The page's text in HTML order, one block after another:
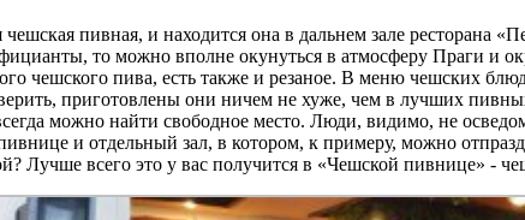
пивная, и находится она в дальнем зале ресторана
то можно вполне окунуться в атмосферу Праги и
чешского пива, есть также и резаное. В меню чешских
приготовлены они ничем не хуже, чем в лучших
можно найти свободное место. Люди, видимо, не
и отдельный зал, в котором, к примеру, можно
Лучше всего это у вас получится в «Чешской пивнице» -